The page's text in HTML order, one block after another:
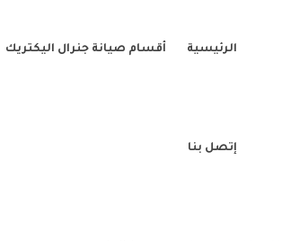
الرئيسية أقسام صيانة جنرال اليكتريك
إتصل بنا